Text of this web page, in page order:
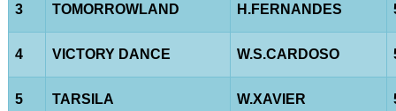
3 TOMORROWLAND H.FERNANDES
4 VICTORY DANCE W.S.CARDOSO
5 TARSILA W.XAVIER